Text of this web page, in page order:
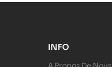
INFO